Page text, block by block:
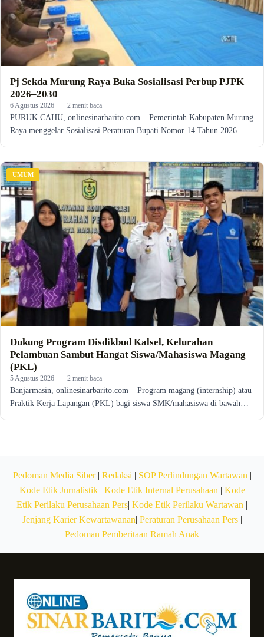
Pj Sekda Murung Raya Buka Sosialisasi Perbup PJPK
2026–2030
6 Agustus 2026 · 2 menit baca
PURUK CAHU, onlinesinarbarito.com – Pemerintah Kabupaten Murung
Raya menggelar Sosialisasi Peraturan Bupati Nomor 14 Tahun 2026…
UMUM
Dukung Program Disdikbud Kalsel, Kelurahan
Pelambuan Sambut Hangat Siswa/Mahasiswa Magang
(PKL)
5 Agustus 2026 · 2 menit baca
Banjarmasin, onlinesinarbarito.com – Program magang (internship) atau
Praktik Kerja Lapangan (PKL) bagi siswa SMK/mahasiswa di bawah…
Pedoman Media Siber| Redaksi | SOP Perlindungan Wartawan |
Kode Etik Jurnalistik| Kode Etik Internal Perusahaan | Kode
Etik Perilaku Perusahaan Pers| Kode Etik Perilaku Wartawan |
Jenjang Karier Kewartawanan| Peraturan Perusahaan Pers|
Pedoman Pemberitaan Ramah Anak